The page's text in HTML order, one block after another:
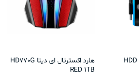
هارد اکسترنال ای دیتا HDD
هارد اکسترنال ای دیتا HD770G
RED 1TB